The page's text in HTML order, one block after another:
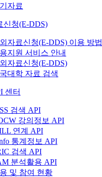
자료
신청(E-DDS)
자료신청(E-DDS) 이용 방법
지원 서비스 안내
자료신청(E-DDS)
대학 자료 검색
센터
검색 API
강의정보 API
연계 API
통계정보 API
검색 API
분석활용 API
및 참여 현황